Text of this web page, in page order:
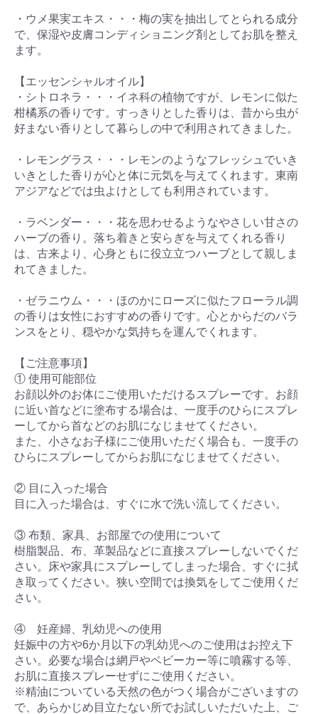
・ウメ果実エキス・・・梅の実を抽出してとられる成分
で、保湿や皮膚コンディショニング剤としてお肌を整え
ます。
【エッセンシャルオイル】
・シトロネラ・・・イネ科の植物ですが、レモンに似た
柑橘系の香りです。すっきりとした香りは、昔から虫が
好まない香りとして暮らしの中で利用されてきました。
・レモングラス・・・レモンのようなフレッシュでいき
いきとした香りが心と体に元気を与えてくれます。東南
アジアなどでは虫よけとしても利用されています。
・ラベンダー・・・花を思わせるようなやさしい甘さの
ハーブの香り。落ち着きと安らぎを与えてくれる香り
は、古来より、心身ともに役立立つハーブとして親しま
れてきました。
・ゼラニウム・・・ほのかにローズに似たフローラル調
の香りは女性におすすめの香りです。心とからだのバラ
ンスをとり、穏やかな気持ちを運んでくれます。
【ご注意事項】
① 使用可能部位
お顔以外のお体にご使用いただけるスプレーです。お顔
に近い首などに塗布する場合は、一度手のひらにスプレ
ーしてから首などのお肌になじませてください。
また、小さなお子様にご使用いただく場合も、一度手の
ひらにスプレーしてからお肌になじませてください。
② 目に入った場合
目に入った場合は、すぐに水で洗い流してください。
③ 布類、家具、お部屋での使用について
樹脂製品、布、革製品などに直接スプレーしないでくだ
さい。床や家具にスプレーしてしまった場合、すぐに拭
き取ってください。狭い空間では換気をしてご使用くだ
さい。
④ 妊産婦、乳幼児への使用
妊娠中の方や6か月以下の乳幼児へのご使用はお控え下
さい。必要な場合は網戸やベビーカー等に噴霧する等、
お肌に直接スプレーせずにご使用ください。
※精油についている天然の色がつく場合がございますの
で、あらかじめ目立たない所でお試しいただいた上、ご